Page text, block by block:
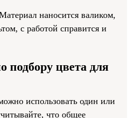
наносится валиком,
с работой справится и
подбору цвета для
использовать один или
что общее